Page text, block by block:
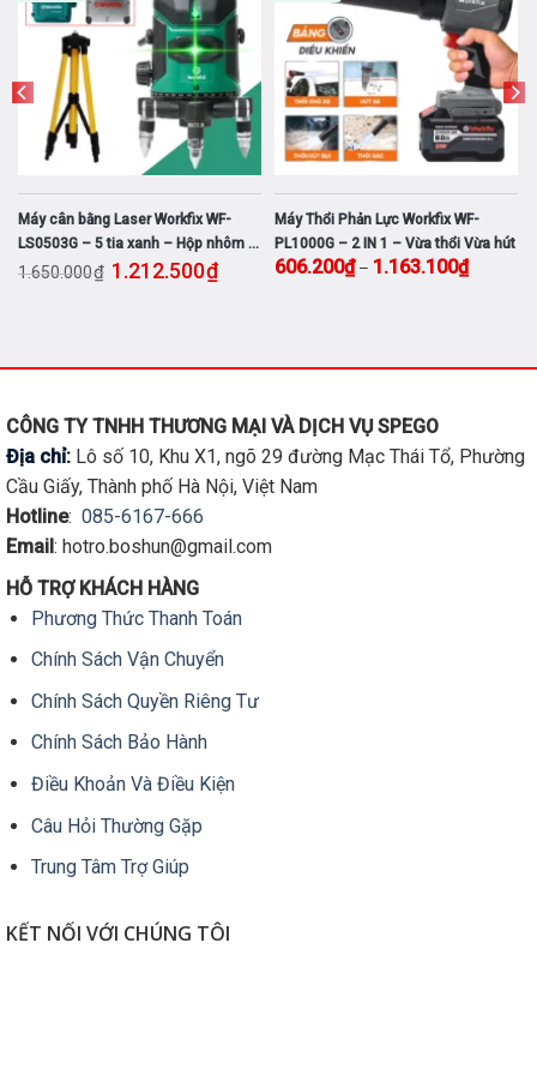
có
được
chọn
trang
có
được
chọn
trên
trang
từ 1.454.100₫ đến 2.812.100₫
cân bằng Laser Workfix WF-
– 5 tia xanh – Hộp nhôm –
chân ₫ Giá gốc là: 1.650.000₫.
1.212.500₫Giá hiện tại là: 1.212.500₫.
Máy Thổi Phản Lực Workfix WF-
PL1000G – 2 IN 1 – Vừa thổi Vừa hút
606.200₫–1.163.100₫Khoảng giá:
có
biến
thể.
Các
tùy
có
chọn
sản
CÔNG TY TNHH THƯƠNG MẠI VÀ DỊCH VỤ SPEGO
Địa chỉ: Lô số 10, Khu X1, ngõ 29 đường Mạc Thái Tổ, Phường
Cầu Giấy, Thành phố Hà Nội, Việt Nam
Hotline: 085-6167-666
Email: hotro.boshun@gmail.com
HỖ TRỢ KHÁCH HÀNG
Phương Thức Thanh Toán
Chính Sách Vận Chuyển
Chính Sách Quyền Riêng Tư
Chính Sách Bảo Hành
Điều Khoản Và Điều Kiện
Câu Hỏi Thường Gặp
Trung Tâm Trợ Giúp
KẾT NỐI VỚI CHÚNG TÔI